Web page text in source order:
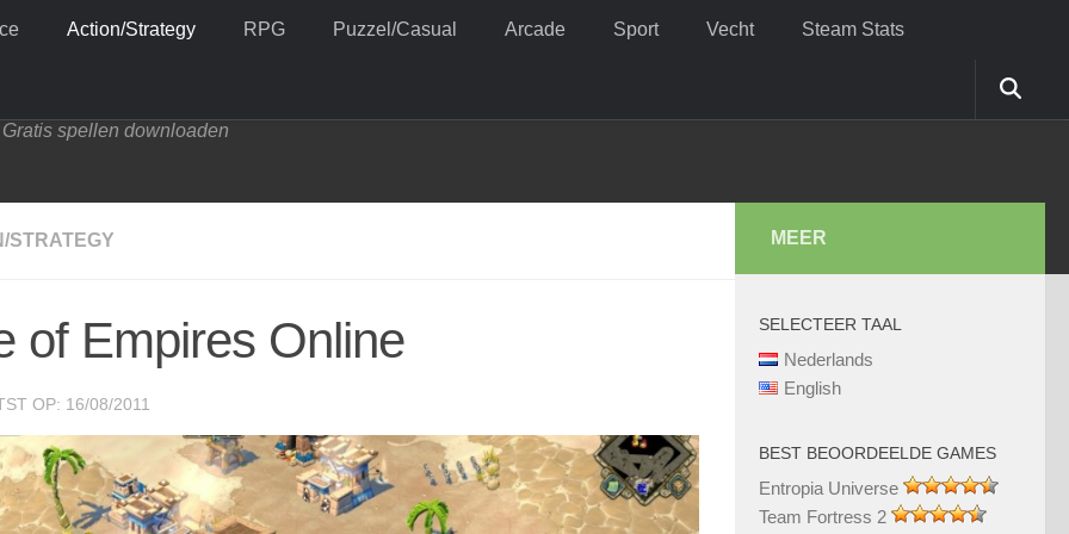
Action/Strategy RPG Puzzel/Casual Arcade Sport Vecht Steam Stats
Gratis spellen downloaden
STRATEGY
of Empires Online
OP: 16/08/2011
MEER
SELECTEER TAAL
Nederlands
English
BEST BEOORDEELDE GAMES
Entropia Universe
Team Fortress 2